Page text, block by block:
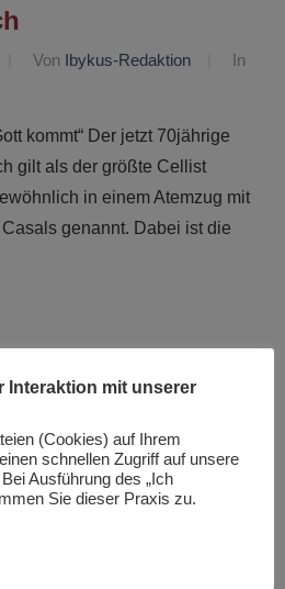
Von Ibykus-Redaktion
In
kommt“ Der jetzt 70jährige
gilt als der größte Cellist
in einem Atemzug mit
genannt. Dabei ist die
Ausgabe ...
Beethovens Werkstatt
Interaktion mit unserer
(Cookies) auf Ihrem
schnellen Zugriff auf unsere
Ausführung des „Ich
Sie dieser Praxis zu.